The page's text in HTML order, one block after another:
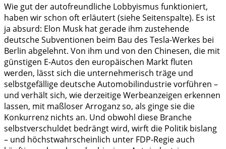
Wie gut der autofreundliche Lobbyismus funktioniert,
haben wir schon oft erläutert (siehe Seitenspalte). Es ist
ja absurd: Elon Musk hat gerade ihm zustehende
deutsche Subventionen beim Bau des Tesla-Werkes bei
Berlin abgelehnt. Von ihm und von den Chinesen, die mit
günstigen E-Autos den europäischen Markt fluten
werden, lässt sich die unternehmerisch träge und
selbstgefällige deutsche Automobilindustrie vorführen –
und verhält sich, wie derzeitige Werbeanzeigen erkennen
lassen, mit maßloser Arroganz so, als ginge sie die
Konkurrenz nichts an. Und obwohl diese Branche
selbstverschuldet bedrängt wird, wirft die Politik bislang
– und höchstwahrscheinlich unter FDP-Regie auch